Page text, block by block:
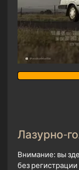
Лазурно-
Внимание: вы
без